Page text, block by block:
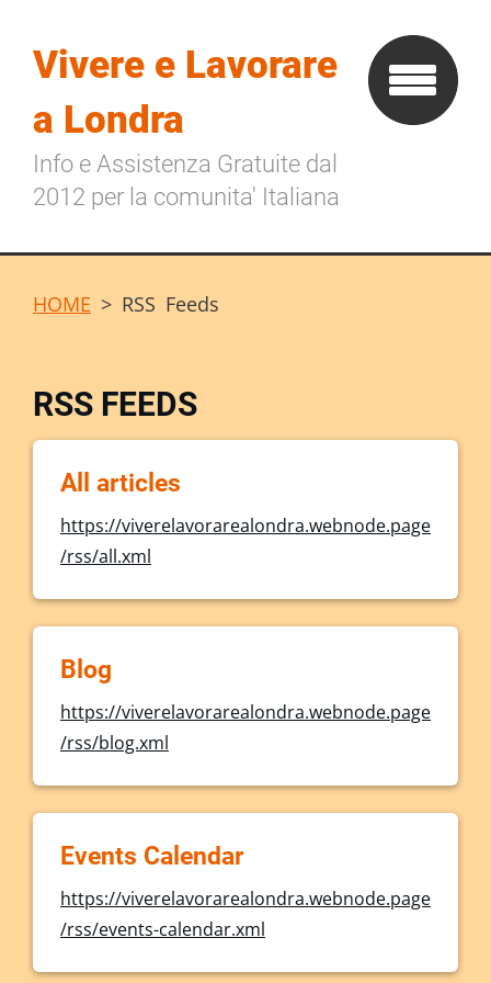
Vivere e Lavorare
a Londra
Info e Assistenza Gratuite dal
2012 per la comunita' Italiana
HOME > RSS Feeds
RSS FEEDS
All articles
https://viverelavorarealondra.webnode.page
/rss/all.xml
Blog
https://viverelavorarealondra.webnode.page
/rss/blog.xml
Events Calendar
https://viverelavorarealondra.webnode.page
/rss/events-calendar.xml